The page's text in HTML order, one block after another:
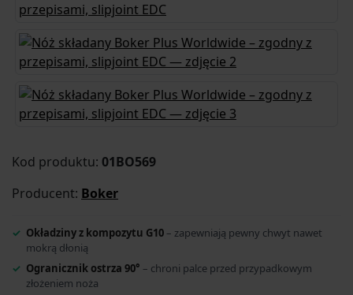
Kod produktu: 01BO569
Producent: Boker
Okładziny z kompozytu G10 – zapewniają pewny chwyt nawet
mokrą dłonią
Ogranicznik ostrza 90° – chroni palce przed przypadkowym
złożeniem noża